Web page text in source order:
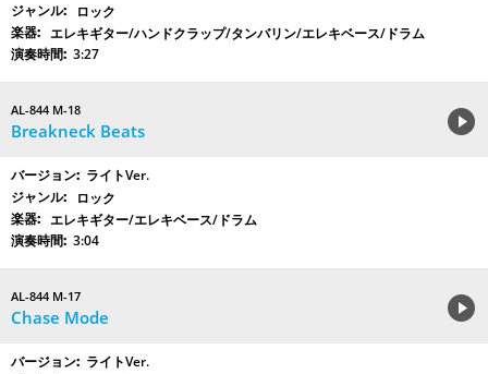
ロック
エレキギター/ハンドクラップ/タンバリン/エレキベース/ドラム
3:27
AL-844 M-18
Breakneck Beats
ライトVer.
ロック
エレキギター/エレキベース/ドラム
3:04
AL-844 M-17
Chase Mode
ライトVer.